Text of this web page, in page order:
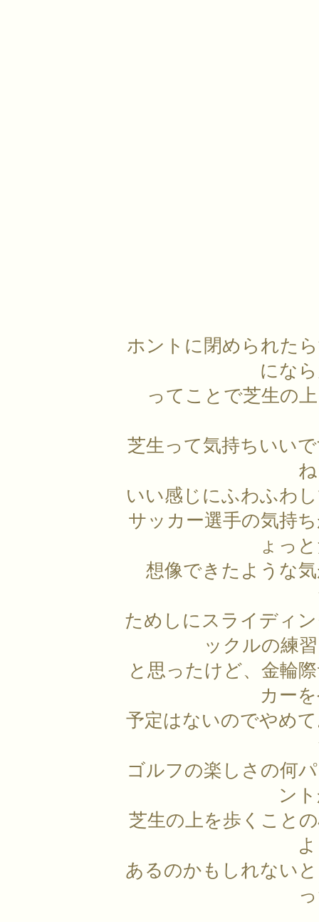
ホントに閉められた
にな
ってことで芝生の
芝生って気持ちいい
いい感じにふわふわ
サッカー選手の気持
ょっ
想像できたような
ためしにスライディ
ックルの練
と思ったけど、金輪
カー
予定はないのでやめ
ゴルフの楽しさの何
ン
芝生の上を歩くこと
あるのかもしれない